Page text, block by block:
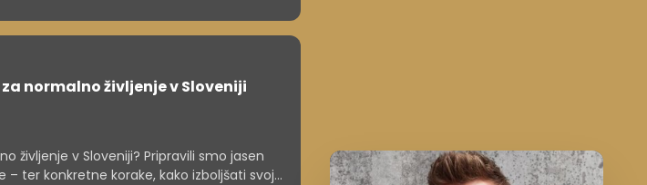
normalno življenje v Sloveniji
življenje v Sloveniji? Pripravili smo jasen
– ter konkretne korake, kako izboljšati svoj